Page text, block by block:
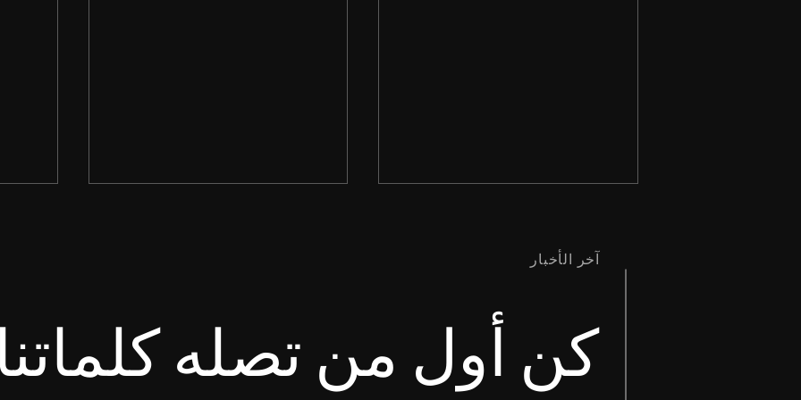
طُوبَى لِلْمَطْرُودِينَ مِنْ أَجْلِ الْبِرِّ،
لأَنَّ لَهُمْ مَلَكُوتَ السَّمَاوَاتِ. إنجيل
طُوبَى لِصَانِعِي السَّلاَمِ، لأَنَّهُمْ أَبْنَاءَ
اللهِ يُدْعَوْنَ. إنجيل متى ٥: ٩
آخر الأخبار
كن أول من تصله كلماتنا